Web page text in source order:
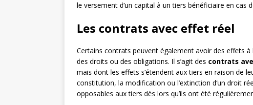
le versement d’un capital à un tiers bénéficiaire en cas
Les contrats avec effet réel
Certains contrats peuvent également avoir des effets
des droits ou des obligations. Il s’agit des contrats
mais dont les effets s’étendent aux tiers en raison de
constitution, la modification ou l’extinction d’un droit
opposables aux tiers dès lors qu’ils ont été